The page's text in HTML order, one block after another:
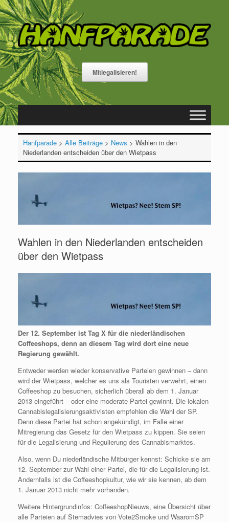
Zum
Inhalt
springen
Mitlegalisieren!
Hanfparade> Alle Beiträge> News > Wahlen in den
Niederlanden entscheiden über den Wietpass
Wahlen in den Niederlanden entscheiden
über den Wietpass
Der 12. September ist Tag X für die niederländischen
Coffeeshops, denn an diesem Tag wird dort eine neue
Regierung gewählt.
Entweder werden wieder konservative Parteien gewinnen – dann
wird der Wietpass, welcher es uns als Touristen verwehrt, einen
Coffeeshop zu besuchen, sicherlich überall ab dem 1. Januar
2013 eingeführt – oder eine moderate Partei gewinnt. Die lokalen
Cannabislegalisierungsaktivisten empfehlen die Wahl der SP.
Denn diese Partei hat schon angekündigt, im Falle einer
Mitregierung das Gesetz für den Wietpass zu kippen. Sie seien
für die Legalisierung und Regulierung des Cannabismarktes.
Also, wenn Du niederländische Mitbürger kennst: Schicke sie am
12. September zur Wahl einer Partei, die für die Legalisierung ist.
Andernfalls ist die Coffeeshopkultur, wie wir sie kennen, ab dem
1. Januar 2013 nicht mehr vorhanden.
Weitere Hintergrundinfos: CoffeeshopNieuws, eine Übersicht über
alle Parteien auf Stemadvies von Vote2Smoke und WaaromSP